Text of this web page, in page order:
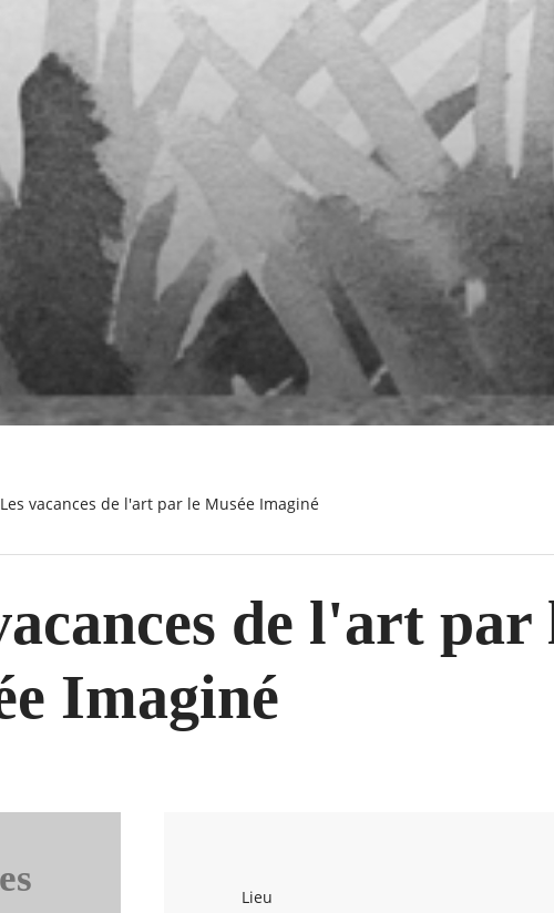
Les vacances de l'art par le Musée Imaginé
de l'art par
Imaginé
Lieu